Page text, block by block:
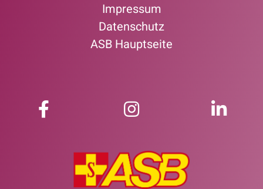
Impressum
Datenschutz
ASB Hauptseite